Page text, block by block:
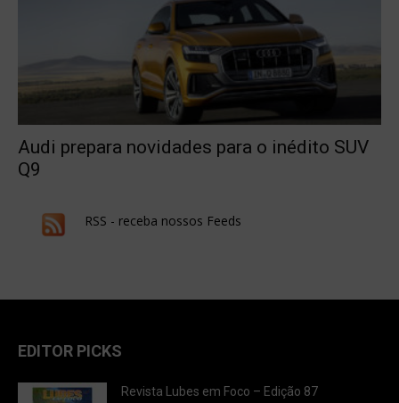
Audi prepara novidades para o inédito SUV
Q9
RSS - receba nossos Feeds
EDITOR PICKS
Revista Lubes em Foco – Edição 87